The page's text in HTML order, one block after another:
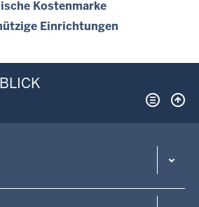
Kostenmarke
Einrichtungen